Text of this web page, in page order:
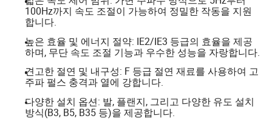
100Hz까지 속도 조절이 가능하여 정밀한 작동을 지원
합니다.
높은 효율 및 에너지 절약: IE2/IE3 등급의 효율을 제공
하며, 무단 속도 조절 기능과 우수한 성능을 자랑합니다.
견고한 절연 및 내구성: F 등급 절연 재료를 사용하여 고
주파 펄스 충격과 열에 강합니다.
다양한 설치 옵션: 발, 플랜지, 그리고 다양한 유도 설치
방식(B3, B5, B35 등)을 제공합니다.